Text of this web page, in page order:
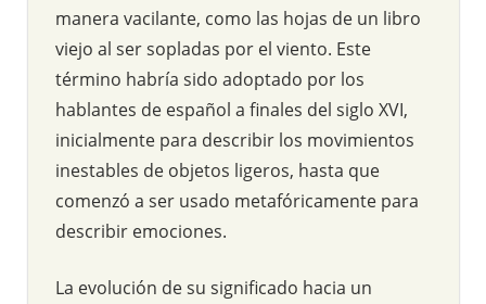
manera vacilante, como las hojas de un libro
viejo al ser sopladas por el viento. Este
término habría sido adoptado por los
hablantes de español a finales del siglo XVI,
inicialmente para describir los movimientos
inestables de objetos ligeros, hasta que
comenzó a ser usado metafóricamente para
describir emociones.
La evolución de su significado hacia un